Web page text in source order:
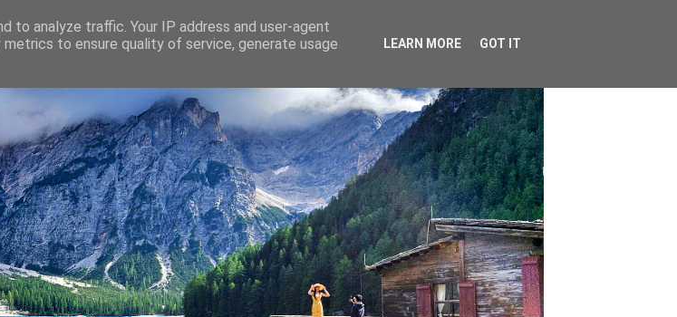
to analyze traffic. Your IP address and user-agent
to ensure quality of service, generate usage
LEARN MORE GOT IT